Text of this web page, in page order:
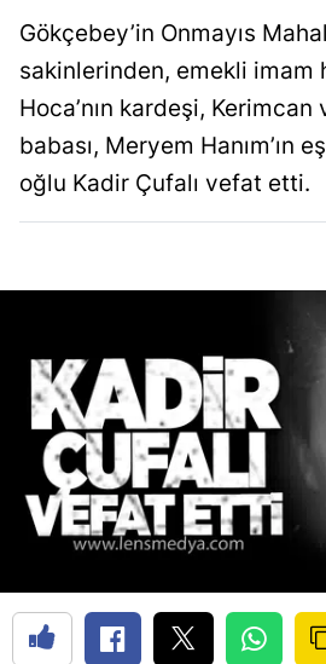
Gökçebey’in Onmayıs
sakinlerinden, emekli imam
Hoca’nın kardeşi, Kerimcan
babası, Meryem Hanım’ın
oğlu Kadir Çufalı vefat etti.